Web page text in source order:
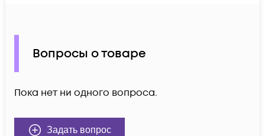
Вопросы о товаре
Пока нет ни одного вопроса.
Задать вопрос